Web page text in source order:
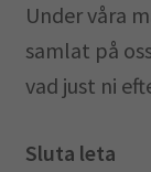
Utvalt för…
Advokater
Ekonomi &
Under våra
samlat på
vad just ni
Sluta leta